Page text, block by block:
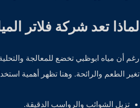
لماذا تعد شركة فلاتر
رغم أن مياه ابوظبي تخضع للمعالجة
تغير الطعم والرائحة. وهنا تظهر أهمية
تزيل الشوائب والرواسب الدقيقة.